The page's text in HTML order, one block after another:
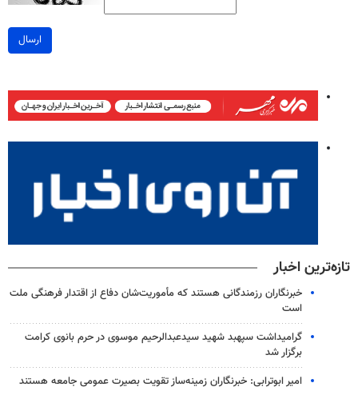
ارسال
تازه‌ترین اخبار
خبرنگاران رزمندگانی هستند که مأموریت‌شان دفاع از اقتدار فرهنگی ملت
است
گرامیداشت سپهبد شهید سیدعبدالرحیم موسوی در حرم بانوی کرامت
برگزار شد
امیر ابوترابی: خبرنگاران زمینه‌ساز تقویت بصیرت عمومی جامعه هستند